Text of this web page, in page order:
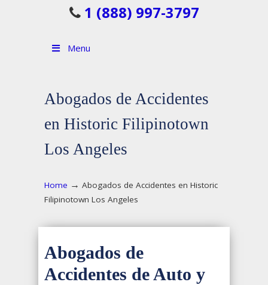
1 (888) 997-3797
Menu
Abogados de Accidentes
en Historic Filipinotown
Los Angeles
Home → Abogados de Accidentes en Historic
Filipinotown Los Angeles
Abogados de
Accidentes de Auto y